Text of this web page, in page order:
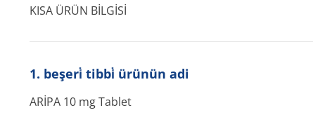
KISA ÜRÜN BİLGİSİ
1. beşeri̇ tibbi̇ ürünün adi
ARİPA 10 mg Tablet